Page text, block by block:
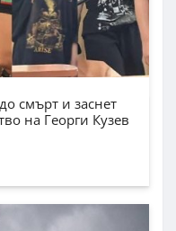
смърт и заснет
на Георги Кузев